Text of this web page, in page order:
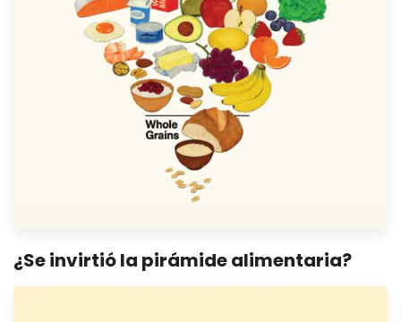
¿Se invirtió la pirámide alimentaria?